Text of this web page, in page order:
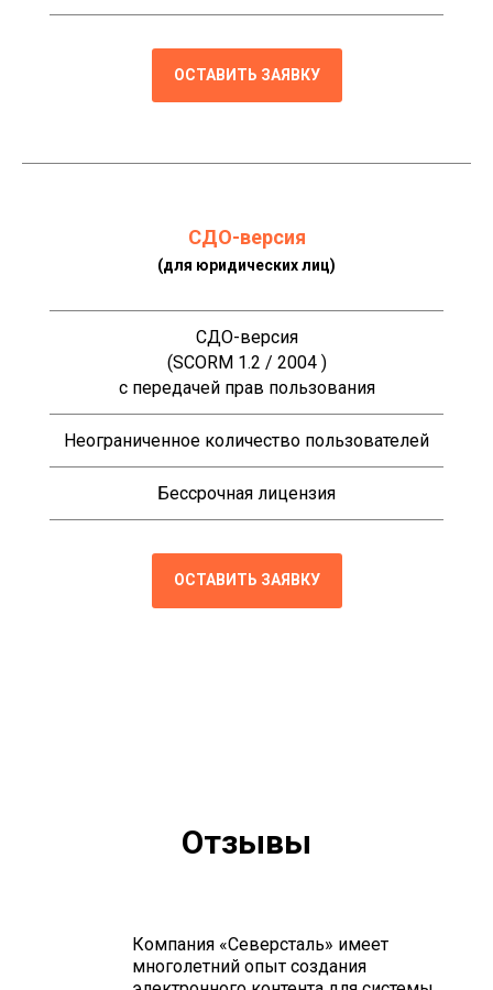
ОСТАВИТЬ ЗАЯВКУ
СДО-версия
(для юридических лиц)
СДО-версия
(SCORM 1.2 / 2004 )
с передачей прав пользования
Неограниченное количество пользователей
Бессрочная лицензия
ОСТАВИТЬ ЗАЯВКУ
Отзывы
Компания «Северсталь» имеет
многолетний опыт создания